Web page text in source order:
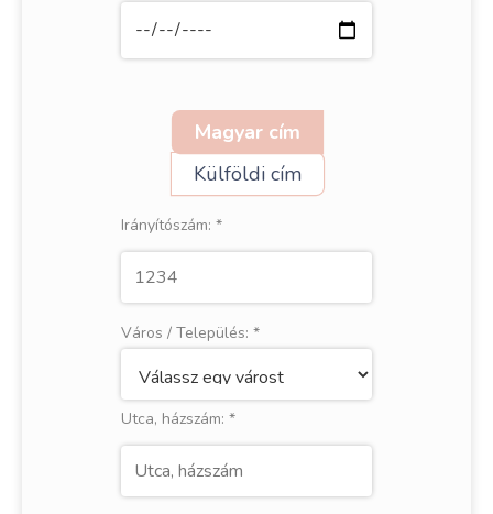
Magyar cím
Külföldi cím
Irányítószám: *
Város / Település: *
Utca, házszám: *